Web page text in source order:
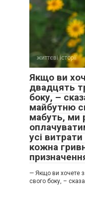
життєві історії
Якщо ви
двадцять
боку, –
майбутню
мабуть, ми
усі
кожна
— Якщо ви хочете
свого боку, –